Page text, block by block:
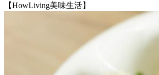
【HowLiving美味生活】